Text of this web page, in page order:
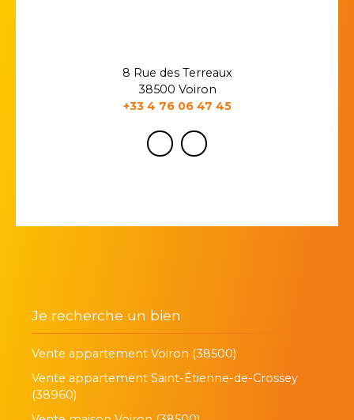
8 Rue des Terreaux
38500 Voiron
+33 4 76 06 47 45
Je recherche un bien
Vente appartement Voiron (38500)
Vente appartement Saint-Étienne-de-Crossey
(38960)